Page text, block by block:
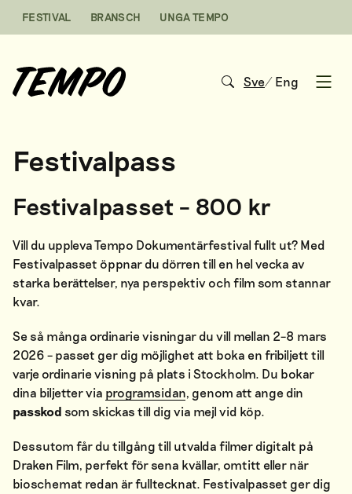
FESTIVAL BRANSCH UNGA TEMPO
Sve/ Eng
Festivalpass
Festivalpasset – 800 kr
Vill du uppleva Tempo Dokumentärfestival fullt ut? Med
Festivalpasset öppnar du dörren till en hel vecka av
starka berättelser, nya perspektiv och film som stannar
kvar.
Se så många ordinarie visningar du vill mellan 2–8 mars
2026 – passet ger dig möjlighet att boka en fribiljett till
varje ordinarie visning på plats i Stockholm. Du bokar
dina biljetter via programsidan, genom att ange din
passkod som skickas till dig via mejl vid köp.
Dessutom får du tillgång till utvalda filmer digitalt på
Draken Film, perfekt för sena kvällar, omtitt eller när
bioschemat redan är fulltecknat. Festivalpasset ger dig